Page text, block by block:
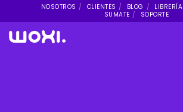
NOSOTROS CLIENTES BLOG LIBRERÍA
SUMATE
SOPORTE